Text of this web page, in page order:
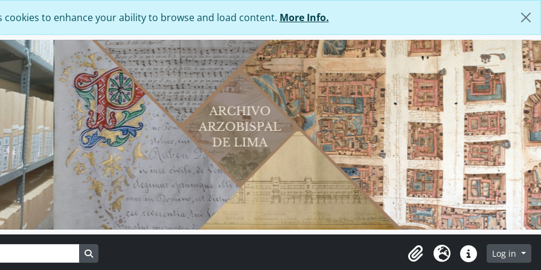
cookies to enhance your ability to browse and load content. More Info.
Search in browse page
ClipboardLanguageQuick linksLog in